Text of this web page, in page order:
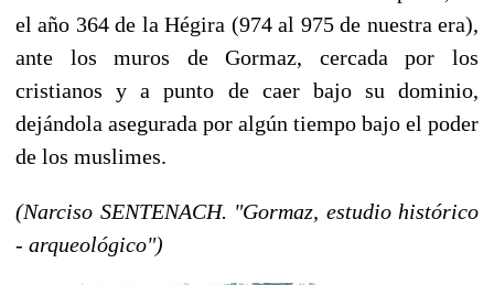
el año 364 de la Hégira (974 al 975 de nuestra era),
ante los muros de Gormaz, cercada por los
cristianos y a punto de caer bajo su dominio,
dejándola asegurada por algún tiempo bajo el poder
de los muslimes.
(Narciso SENTENACH. "Gormaz, estudio histórico
- arqueológico")